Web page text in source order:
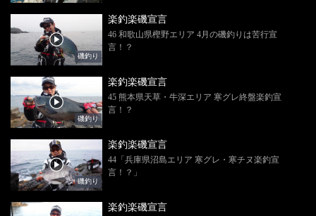
磯釣り
楽釣楽磯宣言
46 和歌山県樫野エリア 4月の磯釣りは苦行宣
言！？
磯釣り
楽釣楽磯宣言
45 熊本県天草・牛深エリア 寒グレ終盤楽釣宣
言！？
磯釣り
楽釣楽磯宣言
44「兵庫県沼島エリア 寒グレ・寒チヌ楽釣宣
言！？」
楽釣楽磯宣言